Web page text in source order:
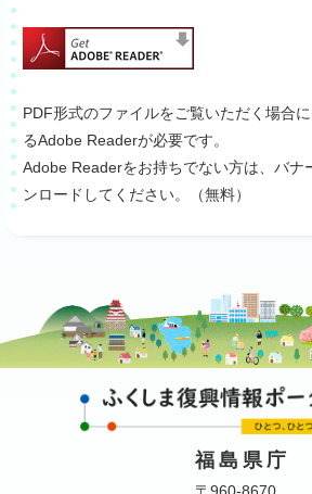
PDF形式のファイルをご覧いただく場合
るAdobe Readerが必要です。
Adobe Readerをお持ちでない方は、バナ
ンロードしてください。（無料）
福島県庁
〒960-8670